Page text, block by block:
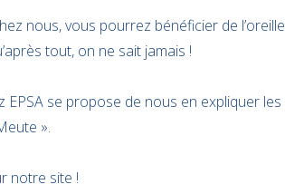
nous, vous pourrez bénéficier de l’oreille
tout, on ne sait jamais !
se propose de nous en expliquer les
».
notre site !